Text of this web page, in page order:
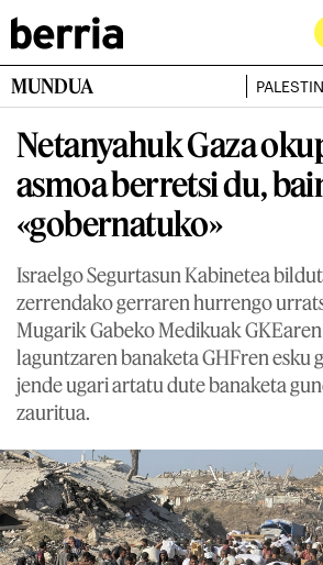
MUNDUA
Netanyahuk Gaza
asmoa berretsi du,
«gobernatuko»
Israelgo Segurtasun Kabinetea
zerrendako gerraren hurrengo
Mugarik Gabeko Medikuak
laguntzaren banaketa GHFren esku
jende ugari artatu dute banaketa
zauritua.